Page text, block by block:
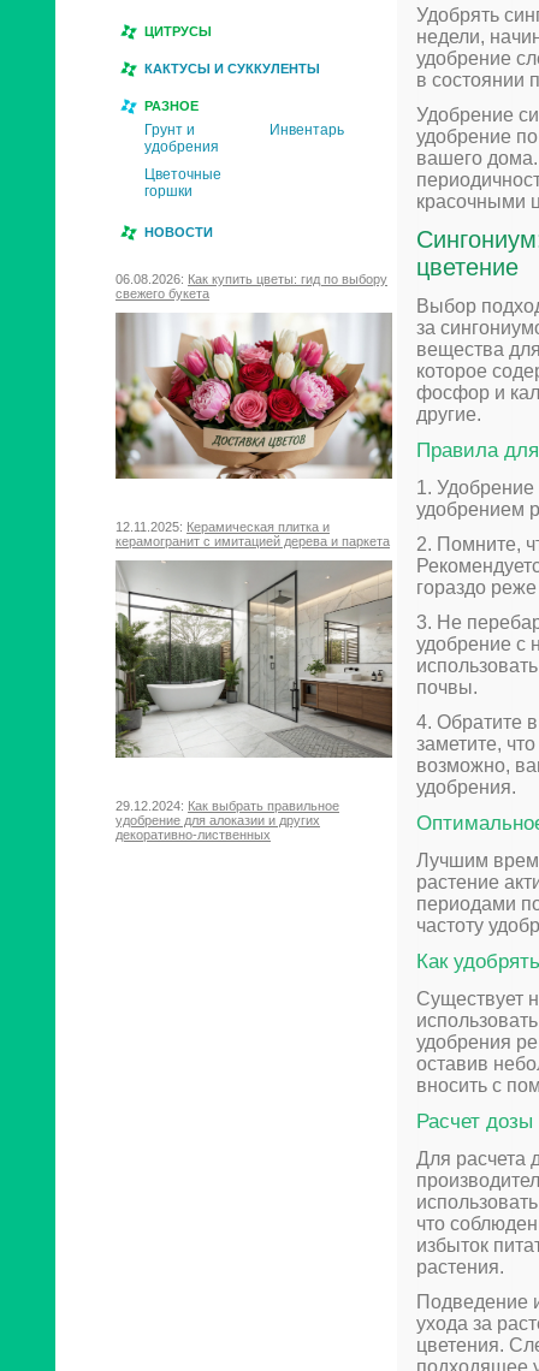
ЦИТРУСЫ
КАКТУСЫ И СУККУЛЕНТЫ
РАЗНОЕ
Грунт и
удобрения
Инвентарь
Цветочные
горшки
НОВОСТИ
06.08.2026: Как купить цветы: гид по выбору
свежего букета
12.11.2025: Керамическая плитка и
керамогранит с имитацией дерева и паркета
29.12.2024: Как выбрать правильное
удобрение для алоказии и других
декоративно-лиственных
Удобрять
недели,
удобрение
в состоянии
Удобрение
удобрение
вашего
красочными
цветение
Выбор
за
вещества
которое
фосфор и
другие.
Правила
1. Удобрение
удобрением
2. Помните,
гораздо
3. Не
удобрение с
почвы.
4. Обратите
заметите,
возможно,
удобрения.
Лучшим
растение
периодами
частоту
Как
Существует
удобрения
оставив
вносить с
Расчет
Для расчета
что
избыток
растения.
Подведение
ухода за
цветения.
подходящее